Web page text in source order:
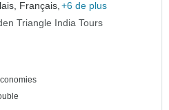
Français, +6 de plus
Triangle India Tours